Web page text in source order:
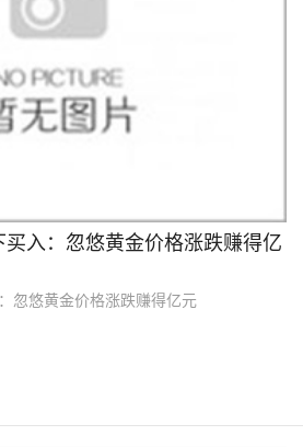
入：忽悠黄金价格涨跌赚得亿
忽悠黄金价格涨跌赚得亿元